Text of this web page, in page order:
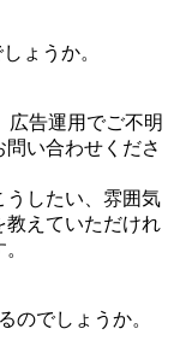
ょうか。
広告運用でご不明
い合わせくださ
うしたい、雰囲気
教えていただけれ
のでしょうか。